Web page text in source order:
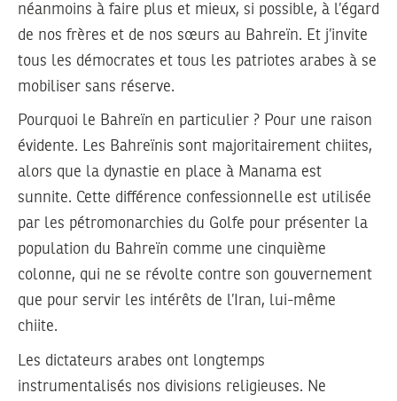
néanmoins à faire plus et mieux, si possible, à l’égard
de nos frères et de nos sœurs au Bahreïn. Et j’invite
tous les démocrates et tous les patriotes arabes à se
mobiliser sans réserve.
Pourquoi le Bahreïn en particulier ? Pour une raison
évidente. Les Bahreïnis sont majoritairement chiites,
alors que la dynastie en place à Manama est
sunnite. Cette différence confessionnelle est utilisée
par les pétromonarchies du Golfe pour présenter la
population du Bahreïn comme une cinquième
colonne, qui ne se révolte contre son gouvernement
que pour servir les intérêts de l’Iran, lui-même
chiite.
Les dictateurs arabes ont longtemps
instrumentalisés nos divisions religieuses. Ne